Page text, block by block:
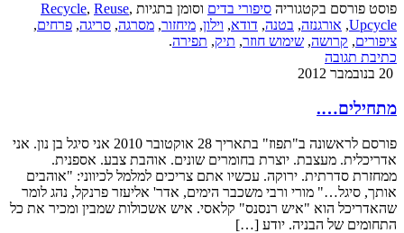
פוסט פורסם בקטגוריהסיפורי בדיםוסומן בתגיות Recycle ,Reuse ,
Upcycle
,אורגנזה,בטנה,דודא,וילון,מיחזור,מסרגה,סריגה,פרחים,
ציפורים,קרושה,שימוש חוזר,תיק,תפירה.
כתיבת תגובה
20 בנובמבר 2012
מתחילים….
פורסם לראשונה ב"תפוז" בתאריך 28 אוקטובר 2010 אני סיגל בן נון. אני
אדריכלית. מעצבת. יוצרת בחומרים שונים. אוהבת צבע. אספנית.
ממחזרת סדרתית. ירוקה. עכשיו אתם צריכים למלמל לכיווני: "אוהבים
אותך, סיגל…" מורי ורבי משכבר הימים, אדר' אליעזר פרנקל, נהג לומר
שהאדריכל הוא "איש רנסנס" קלאסי. איש אשכולות שמבין ומכיר את כל
התחומים של הבניה. יודע […]